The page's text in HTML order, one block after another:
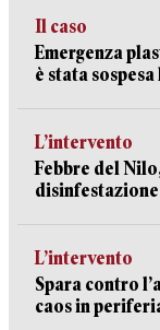
Il caso
Emergenza
è stata
L’intervento
Febbre del
L’intervento
Spara contro
caos in